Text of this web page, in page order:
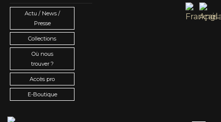
Actu / News /
Presse
Collections
Où nous
trouver ?
Accès pro
E-Boutique